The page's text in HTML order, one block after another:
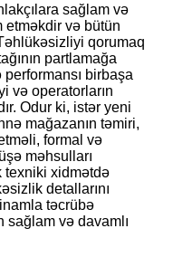
sağlam və
etməkdir və bütün
qorumaq
partlamağa
birbaşa
və operatorların
Odur ki, istər yeni
mağazanın təmiri,
formal və
məhsulları
texniki xidmətdə
detallarını
təcrübə
sağlam və davamlı